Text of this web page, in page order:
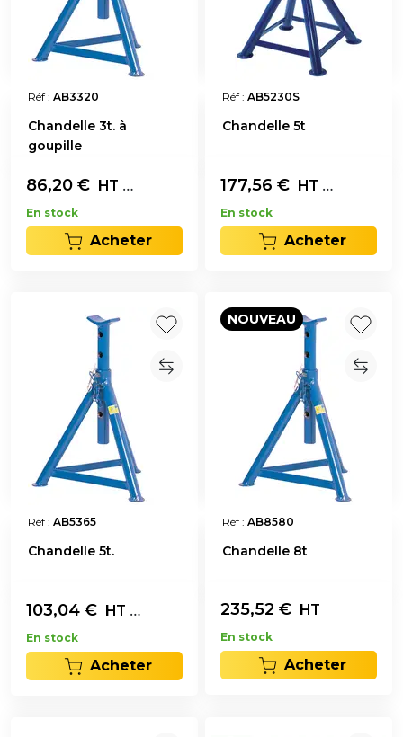
Réf : AB3320
Chandelle 3t. à
goupille
86,20 € HT L'unité
En stock
Acheter
Réf : AB5230S
Chandelle 5t
177,56 € HT L'unité
En stock
Acheter
Réf : AB5365
Chandelle 5t.
103,04 € HT L'unité
En stock
Acheter
NOUVEAU
Réf : AB8580
Chandelle 8t
235,52 € HT
En stock
Acheter